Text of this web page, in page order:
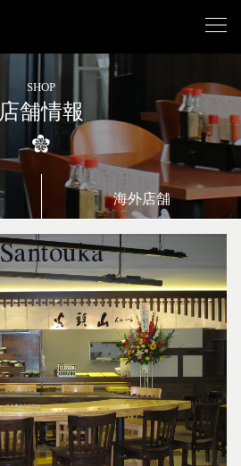
SHOP
店舗情報
海外店舗